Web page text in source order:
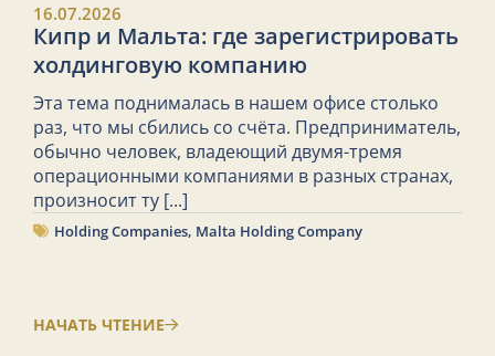
16.07.2026
Кипр и Мальта: где зарегистрировать
холдинговую компанию
Эта тема поднималась в нашем офисе столько
раз, что мы сбились со счёта. Предприниматель,
обычно человек, владеющий двумя-тремя
операционными компаниями в разных странах,
произносит ту [...]
Holding Companies, Malta Holding Company
НАЧАТЬ ЧТЕНИЕ